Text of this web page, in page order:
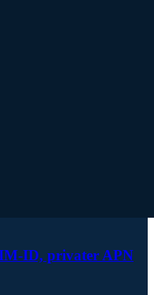
ID, privater APN